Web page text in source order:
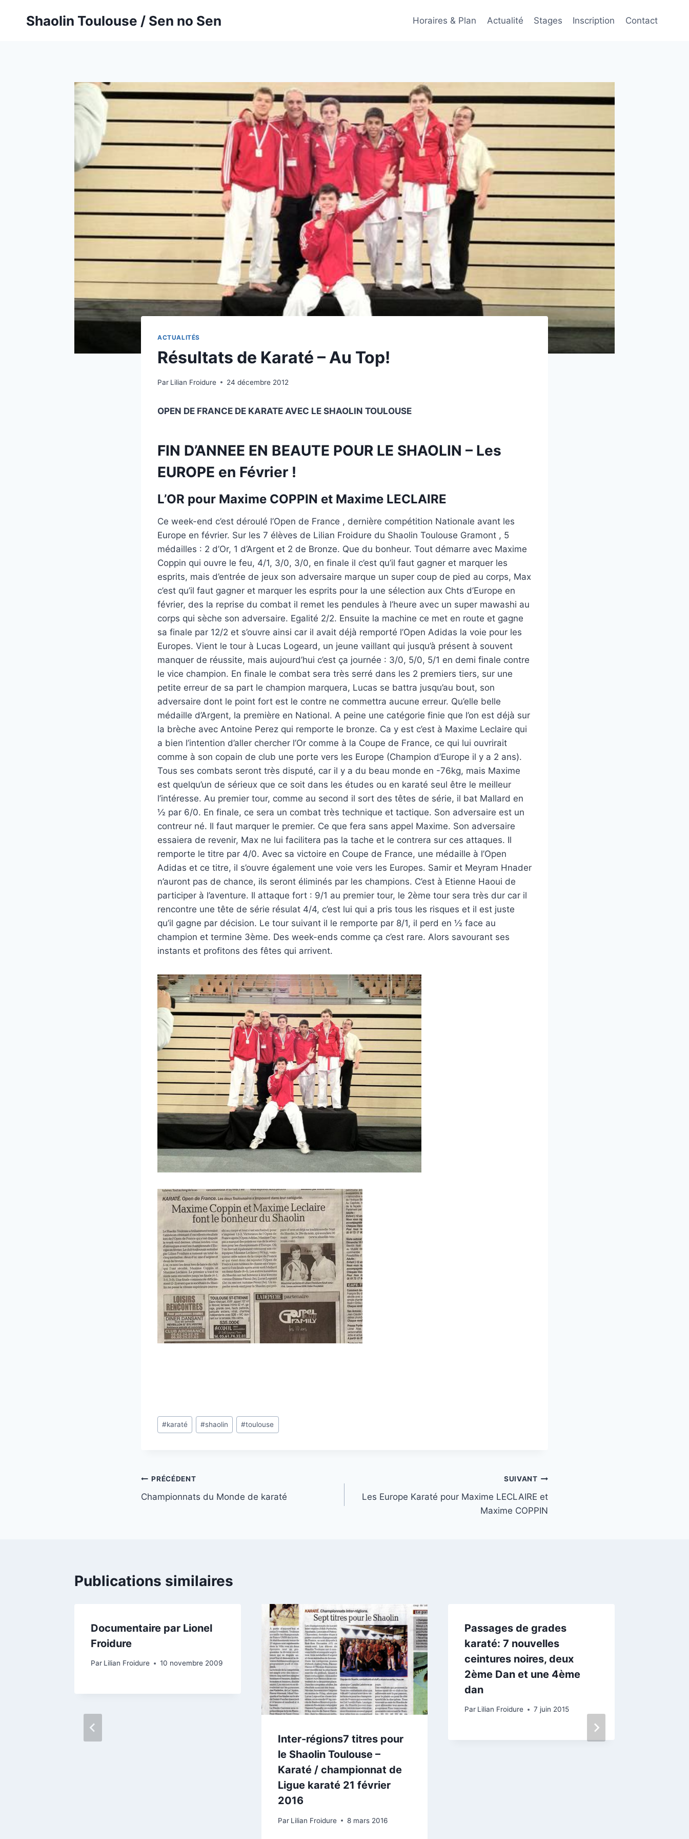
Shaolin Toulouse / Sen no Sen Horaires & Plan Actualité Stages Inscription Contact
ACTUALITÉS
Résultats de Karaté – Au Top!
Par Lilian Froidure 24 décembre 2012
OPEN DE FRANCE DE KARATE AVEC LE SHAOLIN TOULOUSE
FIN D’ANNEE EN BEAUTE POUR LE SHAOLIN – Les
EUROPE en Février !
L’OR pour Maxime COPPIN et Maxime LECLAIRE
Ce week-end c’est déroulé l’Open de France , dernière compétition Nationale avant les
Europe en février. Sur les 7 élèves de Lilian Froidure du Shaolin Toulouse Gramont , 5
médailles : 2 d’Or, 1 d’Argent et 2 de Bronze. Que du bonheur. Tout démarre avec Maxime
Coppin qui ouvre le feu, 4/1, 3/0, 3/0, en finale il c’est qu’il faut gagner et marquer les
esprits, mais d’entrée de jeux son adversaire marque un super coup de pied au corps, Max
c’est qu’il faut gagner et marquer les esprits pour la une sélection aux Chts d’Europe en
février, des la reprise du combat il remet les pendules à l’heure avec un super mawashi au
corps qui sèche son adversaire. Egalité 2/2. Ensuite la machine ce met en route et gagne
sa finale par 12/2 et s’ouvre ainsi car il avait déjà remporté l’Open Adidas la voie pour les
Europes. Vient le tour à Lucas Logeard, un jeune vaillant qui jusqu’à présent à souvent
manquer de réussite, mais aujourd’hui c’est ça journée : 3/0, 5/0, 5/1 en demi finale contre
le vice champion. En finale le combat sera très serré dans les 2 premiers tiers, sur une
petite erreur de sa part le champion marquera, Lucas se battra jusqu’au bout, son
adversaire dont le point fort est le contre ne commettra aucune erreur. Qu’elle belle
médaille d’Argent, la première en National. A peine une catégorie finie que l’on est déjà sur
la brèche avec Antoine Perez qui remporte le bronze. Ca y est c’est à Maxime Leclaire qui
a bien l’intention d’aller chercher l’Or comme à la Coupe de France, ce qui lui ouvrirait
comme à son copain de club une porte vers les Europe (Champion d’Europe il y a 2 ans).
Tous ses combats seront très disputé, car il y a du beau monde en -76kg, mais Maxime
est quelqu’un de sérieux que ce soit dans les études ou en karaté seul être le meilleur
l’intéresse. Au premier tour, comme au second il sort des têtes de série, il bat Mallard en
½ par 6/0. En finale, ce sera un combat très technique et tactique. Son adversaire est un
contreur né. Il faut marquer le premier. Ce que fera sans appel Maxime. Son adversaire
essaiera de revenir, Max ne lui facilitera pas la tache et le contrera sur ces attaques. Il
remporte le titre par 4/0. Avec sa victoire en Coupe de France, une médaille à l’Open
Adidas et ce titre, il s’ouvre également une voie vers les Europes. Samir et Meyram Hnader
n’auront pas de chance, ils seront éliminés par les champions. C’est à Etienne Haoui de
participer à l’aventure. Il attaque fort : 9/1 au premier tour, le 2ème tour sera très dur car il
rencontre une tête de série résulat 4/4, c’est lui qui a pris tous les risques et il est juste
qu’il gagne par décision. Le tour suivant il le remporte par 8/1, il perd en ½ face au
champion et termine 3ème. Des week-ends comme ça c’est rare. Alors savourant ses
instants et profitons des fêtes qui arrivent.
Étiquettes
de
#karaté #shaolin #toulouse
Navigation
de
PRÉCÉDENT
Championnats du Monde de karaté
SUIVANT
Les Europe Karaté pour Maxime LECLAIRE et
Maxime COPPIN
Publications similaires
Documentaire par Lionel
Froidure
Par Lilian Froidure 10 novembre 2009
Inter-régions7 titres pour
le Shaolin Toulouse –
Karaté / championnat de
Ligue karaté 21 février
2016
Par Lilian Froidure 8 mars 2016
Passages de grades
karaté: 7 nouvelles
ceintures noires, deux
2ème Dan et une 4ème
dan
Par Lilian Froidure 7 juin 2015